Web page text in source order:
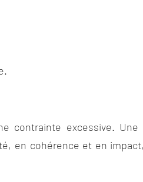
contrainte excessive. Une
en cohérence et en